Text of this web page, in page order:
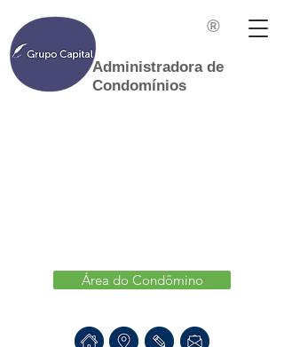
Administradora de
Condomínios
®
Área do Condômino